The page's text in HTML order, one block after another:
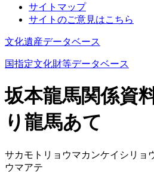
サイトマップ
サイトのご意見はこちら
文化遺産データベース
国指定文化財等データベース
坂本龍馬関係資
り龍馬あて
サカモトリョウマカンケイシリョ
ウマアテ